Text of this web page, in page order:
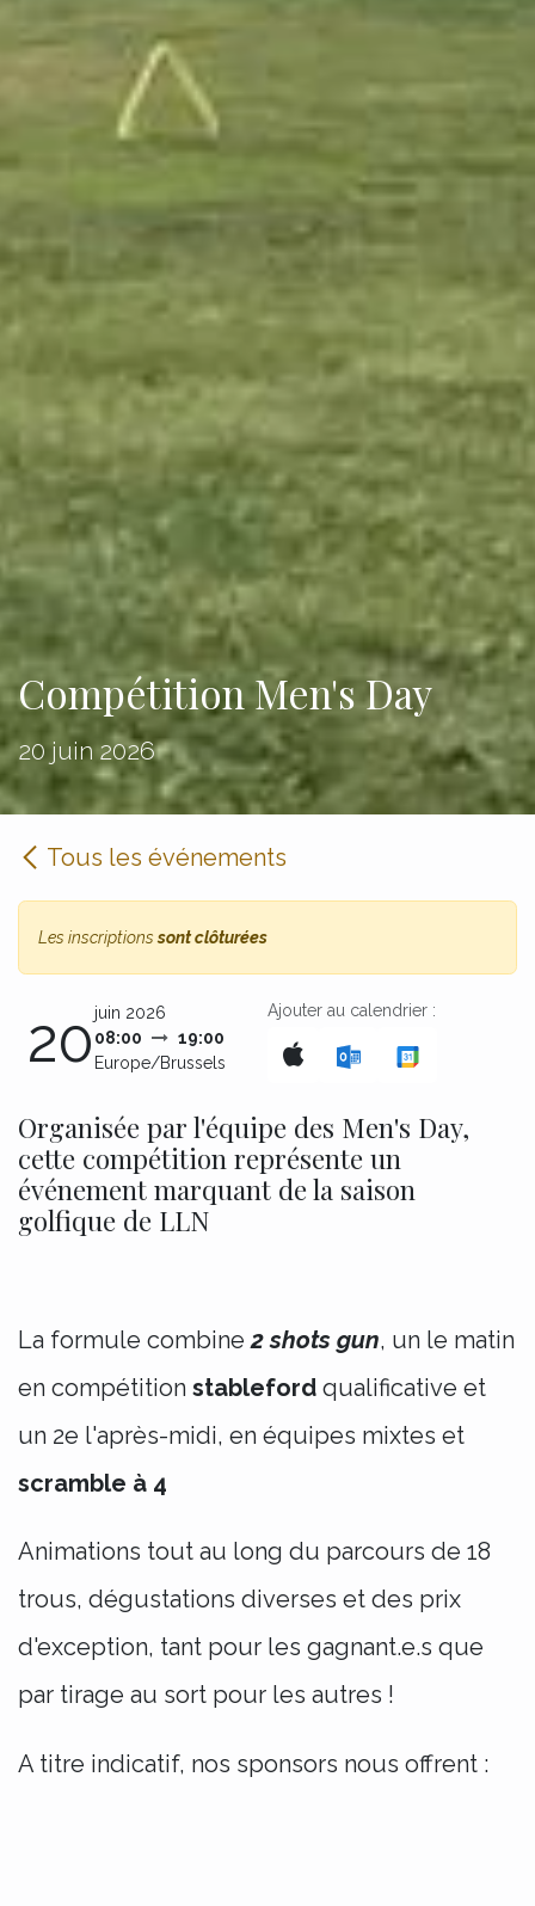
Compétition Men's Day
20 juin 2026
Tous les événements
Les inscriptionssont clôturées
20juin 2026
08:00
19:00
Europe/Brussels
Ajouter au calendrier :
Organisée par l'équipe des Men's Day,
cette compétition représente un
événement marquant de la saison
golfique de LLN
La formule combine2 shots gun, un le matin
en compétition stableford qualificative et
un 2e l'après-midi, en équipes mixtes et
scramble à 4
Animations tout au long du parcours de 18
trous, dégustations diverses et des prix
d'exception, tant pour les gagnant.e.s que
par tirage au sort pour les autres !
A titre indicatif, nos sponsors nous offrent :